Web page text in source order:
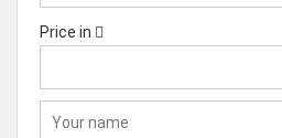
Price in